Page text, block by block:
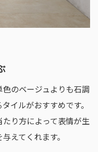
のベージュよりも石調
イルがおすすめです。
り方によって表情が生
えてくれます。